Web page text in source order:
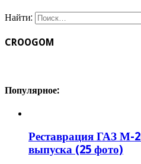
Найти:
CROOGOM
Популярное:
Реставрация ГАЗ М-
выпуска (25 фото)